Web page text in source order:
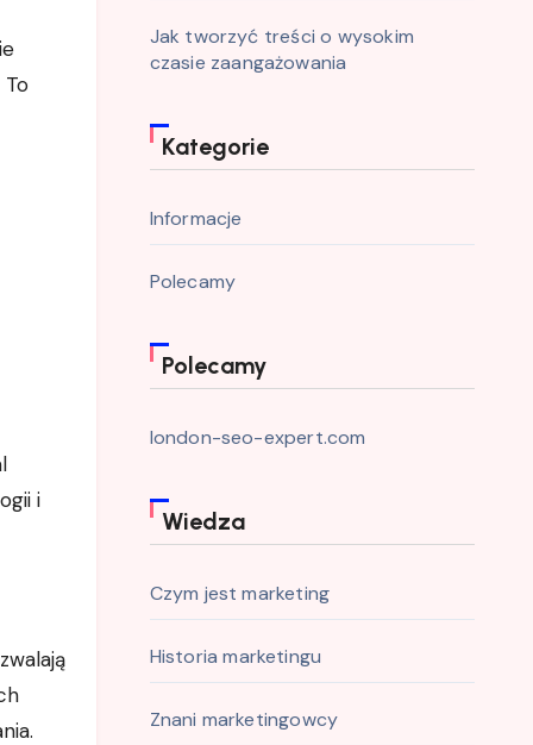
i
Jak tworzyć treści o wysokim
czasie zaangażowania
Kategorie
Informacje
Polecamy
Polecamy
london-seo-expert.com
Wiedza
Czym jest marketing
Historia marketingu
Znani marketingowcy